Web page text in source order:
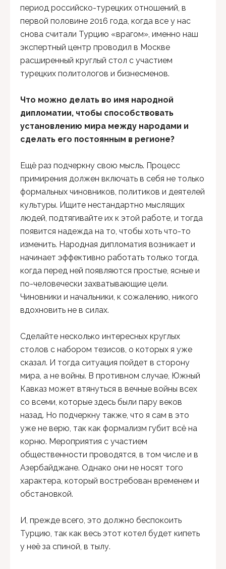
период российско-турецких отношений, в
первой половине 2016 года, когда все у нас
снова считали Турцию «врагом», именно наш
экспертный центр проводил в Москве
расширенный круглый стол с участием
турецких политологов и бизнесменов.
Что можно делать во имя народной
дипломатии, чтобы способствовать
установлению мира между народами и
сделать его постоянным в регионе?
Ещё раз подчеркну свою мысль. Процесс
примирения должен включать в себя не только
формальных чиновников, политиков и деятелей
культуры. Ищите нестандартно мыслящих
людей, подтягивайте их к этой работе, и тогда
появится надежда на то, чтобы хоть что-то
изменить. Народная дипломатия возникает и
начинает эффективно работать только тогда,
когда перед ней появляются простые, ясные и
по-человечески захватывающие цели.
Чиновники и начальники, к сожалению, никого
вдохновить не в силах.
Сделайте несколько интересных круглых
столов с набором тезисов, о которых я уже
сказал. И тогда ситуация пойдет в сторону
мира, а не войны. В противном случае, Южный
Кавказ может втянуться в вечные войны всех
со всеми, которые здесь были пару веков
назад. Но подчеркну также, что я сам в это
уже не верю, так как формализм губит всё на
корню. Мероприятия с участием
общественности проводятся, в том числе и в
Азербайджане. Однако они не носят того
характера, который востребован временем и
обстановкой.
И, прежде всего, это должно беспокоить
Турцию, так как весь этот котел будет кипеть
у неё за спиной, в тылу.